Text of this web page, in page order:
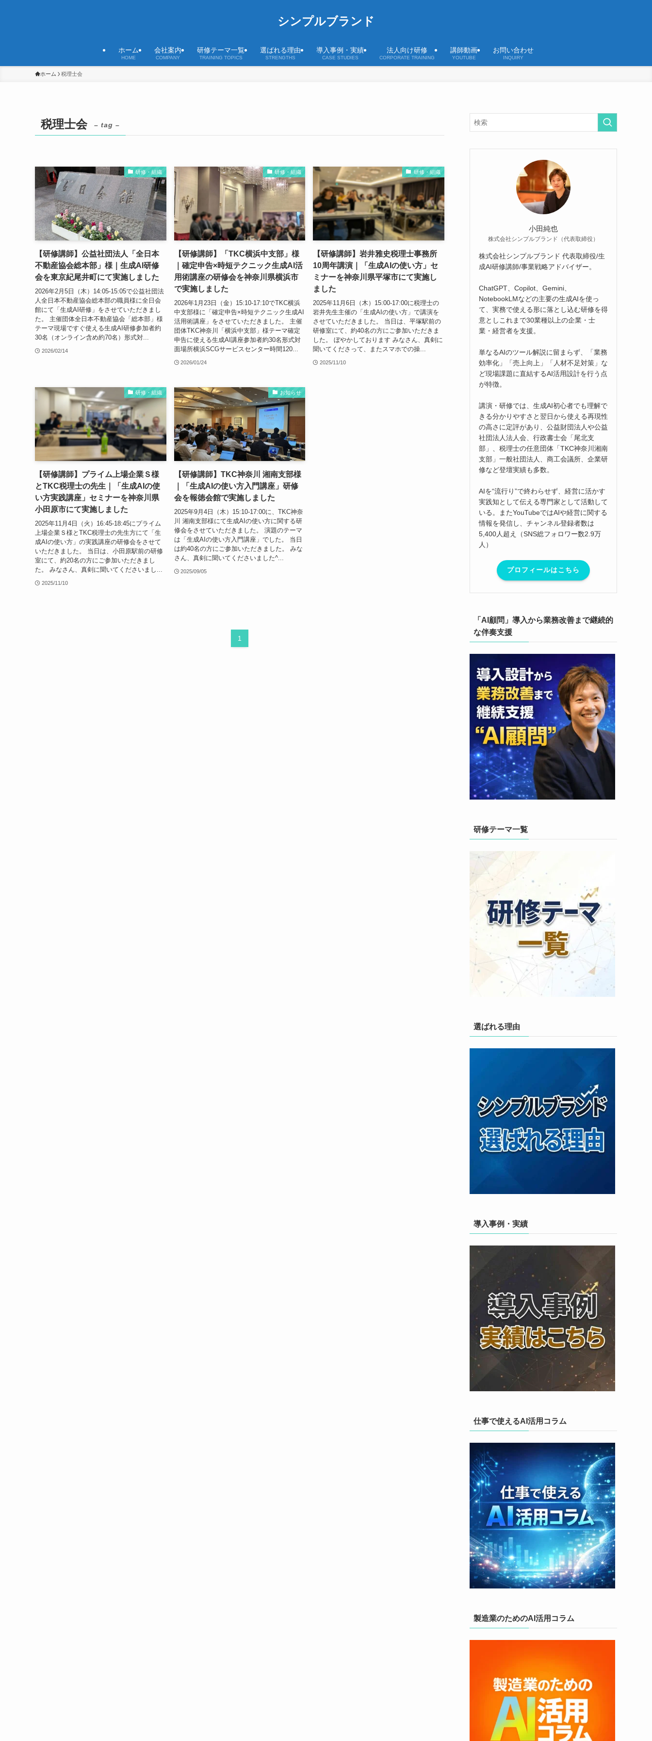
シンプルブランド
ホーム
HOME
会社案内
COMPANY
研修テーマ一覧
TRAINING TOPICS
選ばれる理由
STRENGTHS
導入事例・実績
CASE STUDIES
法人向け研修
CORPORATE TRAINING
講師動画
YOUTUBE
お問い合わせ
INQUIRY
ホーム 税理士会
税理士会 – tag –
研修・組織
【研修講師】公益社団法人「全日本
不動産協会総本部」様｜生成AI研修
会を東京紀尾井町にて実施しました
2026年2月5日（木）14:05-15:05で公益社団法
人全日本不動産協会総本部の職員様に全日会
館にて「生成AI研修」をさせていただきまし
た。 主催団体全日本不動産協会「総本部」様
テーマ現場ですぐ使える生成AI研修参加者約
30名（オンライン含め約70名）形式対...
2026/02/14
研修・組織
【研修講師】「TKC横浜中支部」様
｜確定申告×時短テクニック生成AI活
用術講座の研修会を神奈川県横浜市
で実施しました
2026年1月23日（金）15:10-17:10でTKC横浜
中支部様に「確定申告×時短テクニック生成AI
活用術講座」をさせていただきました。 主催
団体TKC神奈川「横浜中支部」様テーマ確定
申告に使える生成AI講座参加者約30名形式対
面場所横浜SCGサービスセンター時間120...
2026/01/24
研修・組織
【研修講師】岩井雅史税理士事務所
10周年講演｜「生成AIの使い方」セ
ミナーを神奈川県平塚市にて実施し
ました
2025年11月6日（木）15:00-17:00に税理士の
岩井先生主催の「生成AIの使い方」で講演を
させていただきました。 当日は、平塚駅前の
研修室にて、約40名の方にご参加いただきま
した。 ぼやかしております みなさん、真剣に
聞いてくださって、またスマホでの操...
2025/11/10
研修・組織
【研修講師】プライム上場企業Ｓ様
とTKC税理士の先生｜「生成AIの使
い方実践講座」セミナーを神奈川県
小田原市にて実施しました
2025年11月4日（火）16:45-18:45にプライム
上場企業Ｓ様とTKC税理士の先生方にて「生
成AIの使い方」の実践講座の研修会をさせて
いただきました。 当日は、小田原駅前の研修
室にて、約20名の方にご参加いただきまし
た。 みなさん、真剣に聞いてくださいまし...
2025/11/10
お知らせ
【研修講師】TKC神奈川 湘南支部様
｜「生成AIの使い方入門講座」研修
会を報徳会館で実施しました
2025年9月4日（木）15:10-17:00に、TKC神奈
川 湘南支部様にて生成AIの使い方に関する研
修会をさせていただきました。 演題のテーマ
は「生成AIの使い方入門講座」でした。 当日
は約40名の方にご参加いただきました。 みな
さん、真剣に聞いてくださいました^...
2025/09/05
1
小田純也
株式会社シンプルブランド（代表取締役）
株式会社シンプルブランド 代表取締役/生
成AI研修講師/事業戦略アドバイザー。
ChatGPT、Copilot、Gemini、
NotebookLMなどの主要の生成AIを使っ
て、実務で使える形に落とし込む研修を得
意としこれまで30業種以上の企業・士
業・経営者を支援。
単なるAIのツール解説に留まらず、「業務
効率化」「売上向上」「人材不足対策」な
ど現場課題に直結するAI活用設計を行う点
が特徴。
講演・研修では、生成AI初心者でも理解で
きる分かりやすさと翌日から使える再現性
の高さに定評があり、公益財団法人や公益
社団法人法人会、行政書士会「尾北支
部」、税理士の任意団体「TKC神奈川湘南
支部」一般社団法人、商工会議所、企業研
修など登壇実績も多数。
AIを“流行り”で終わらせず、経営に活かす
実践知として伝える専門家として活動して
いる。またYouTubeではAIや経営に関する
情報を発信し、チャンネル登録者数は
5,400人超え（SNS総フォロワー数2.9万
人）
プロフィールはこちら
「AI顧問」導入から業務改善まで継続的
な伴奏支援
研修テーマ一覧
選ばれる理由
導入事例・実績
仕事で使えるAI活用コラム
製造業のためのAI活用コラム